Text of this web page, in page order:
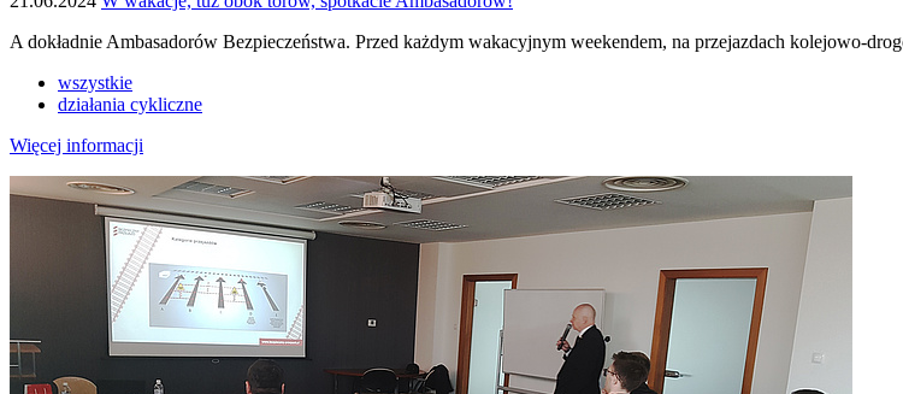
A dokładnie Ambasadorów Bezpieczeństwa. Przed każdym wakacyjnym weekendem, na przejazdach kolejowo-
wszystkie
działania cykliczne
Więcej informacji